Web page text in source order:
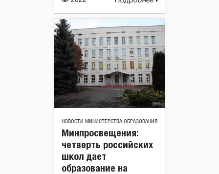
НОВОСТИ МИНИСТЕРСТВА ОБРАЗОВАНИЯ
Минпросвещения:
четверть российских
школ дает
образование на